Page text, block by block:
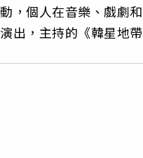
動，個人在音樂、戲劇
演出，主持的《韓星地